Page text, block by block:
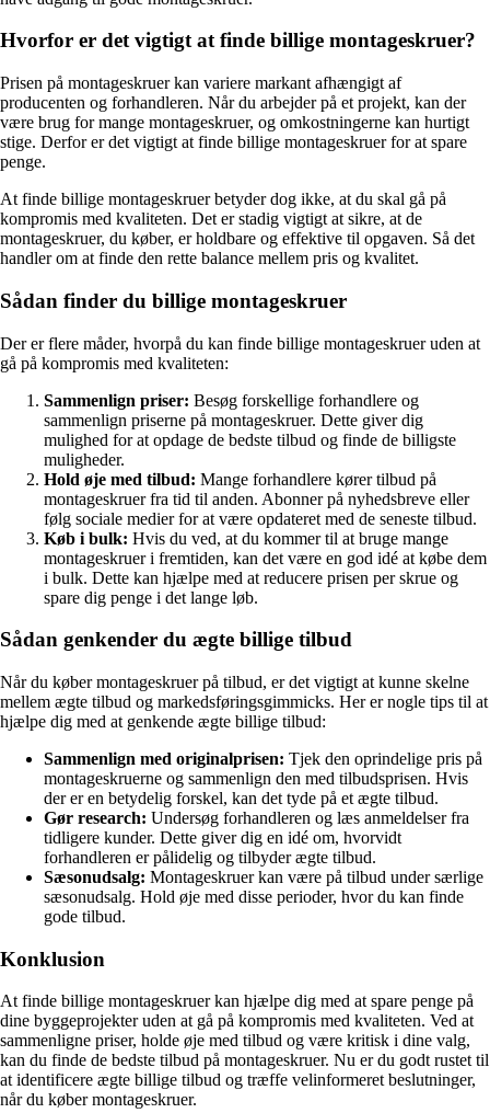
Hvorfor er det vigtigt at finde billige montageskruer?
Prisen på montageskruer kan variere markant afhængigt af
producenten og forhandleren. Når du arbejder på et projekt, kan der
være brug for mange montageskruer, og omkostningerne kan hurtigt
stige. Derfor er det vigtigt at finde billige montageskruer for at spare
penge.
At finde billige montageskruer betyder dog ikke, at du skal gå på
kompromis med kvaliteten. Det er stadig vigtigt at sikre, at de
montageskruer, du køber, er holdbare og effektive til opgaven. Så det
handler om at finde den rette balance mellem pris og kvalitet.
Sådan finder du billige montageskruer
Der er flere måder, hvorpå du kan finde billige montageskruer uden at
gå på kompromis med kvaliteten:
Sammenlign priser: Besøg forskellige forhandlere og
sammenlign priserne på montageskruer. Dette giver dig
mulighed for at opdage de bedste tilbud og finde de billigste
muligheder.
Hold øje med tilbud: Mange forhandlere kører tilbud på
montageskruer fra tid til anden. Abonner på nyhedsbreve eller
følg sociale medier for at være opdateret med de seneste tilbud.
Køb i bulk: Hvis du ved, at du kommer til at bruge mange
montageskruer i fremtiden, kan det være en god idé at købe dem
i bulk. Dette kan hjælpe med at reducere prisen per skrue og
spare dig penge i det lange løb.
Sådan genkender du ægte billige tilbud
Når du køber montageskruer på tilbud, er det vigtigt at kunne skelne
mellem ægte tilbud og markedsføringsgimmicks. Her er nogle tips til at
hjælpe dig med at genkende ægte billige tilbud:
Sammenlign med originalprisen: Tjek den oprindelige pris på
montageskruerne og sammenlign den med tilbudsprisen. Hvis
der er en betydelig forskel, kan det tyde på et ægte tilbud.
Gør research: Undersøg forhandleren og læs anmeldelser fra
tidligere kunder. Dette giver dig en idé om, hvorvidt
forhandleren er pålidelig og tilbyder ægte tilbud.
Sæsonudsalg: Montageskruer kan være på tilbud under særlige
sæsonudsalg. Hold øje med disse perioder, hvor du kan finde
gode tilbud.
Konklusion
At finde billige montageskruer kan hjælpe dig med at spare penge på
dine byggeprojekter uden at gå på kompromis med kvaliteten. Ved at
sammenligne priser, holde øje med tilbud og være kritisk i dine valg,
kan du finde de bedste tilbud på montageskruer. Nu er du godt rustet til
at identificere ægte billige tilbud og træffe velinformeret beslutninger,
når du køber montageskruer.